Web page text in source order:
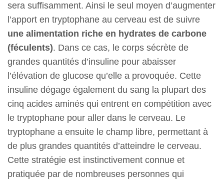
sera suffisamment. Ainsi le seul moyen d’augmenter
l’apport en tryptophane au cerveau est de suivre
une alimentation riche en hydrates de carbone
(féculents). Dans ce cas, le corps sécrète de
grandes quantités d’insuline pour abaisser
l’élévation de glucose qu’elle a provoquée. Cette
insuline dégage également du sang la plupart des
cinq acides aminés qui entrent en compétition avec
le tryptophane pour aller dans le cerveau. Le
tryptophane a ensuite le champ libre, permettant à
de plus grandes quantités d’atteindre le cerveau.
Cette stratégie est instinctivement connue et
pratiquée par de nombreuses personnes qui